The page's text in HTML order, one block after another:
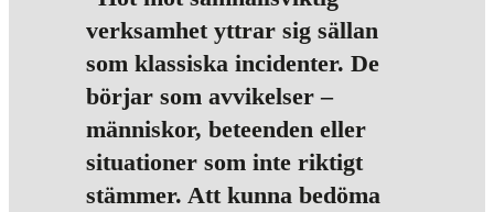
verksamhet yttrar sig sällan
som klassiska incidenter. De
börjar som avvikelser –
människor, beteenden eller
situationer som inte riktigt
stämmer. Att kunna bedöma